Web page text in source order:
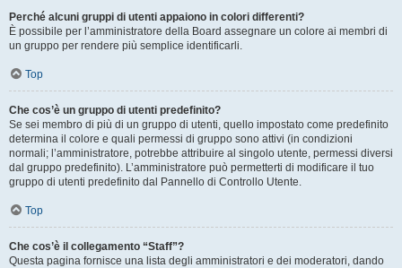
Perché alcuni gruppi di utenti appaiono in colori differenti?
È possibile per l’amministratore della Board assegnare un colore ai membri di
un gruppo per rendere più semplice identificarli.
Top
Che cos’è un gruppo di utenti predefinito?
Se sei membro di più di un gruppo di utenti, quello impostato come predefinito
determina il colore e quali permessi di gruppo sono attivi (in condizioni
normali; l’amministratore, potrebbe attribuire al singolo utente, permessi diversi
dal gruppo predefinito). L’amministratore può permetterti di modificare il tuo
gruppo di utenti predefinito dal Pannello di Controllo Utente.
Top
Che cos’è il collegamento “Staff”?
Questa pagina fornisce una lista degli amministratori e dei moderatori, dando